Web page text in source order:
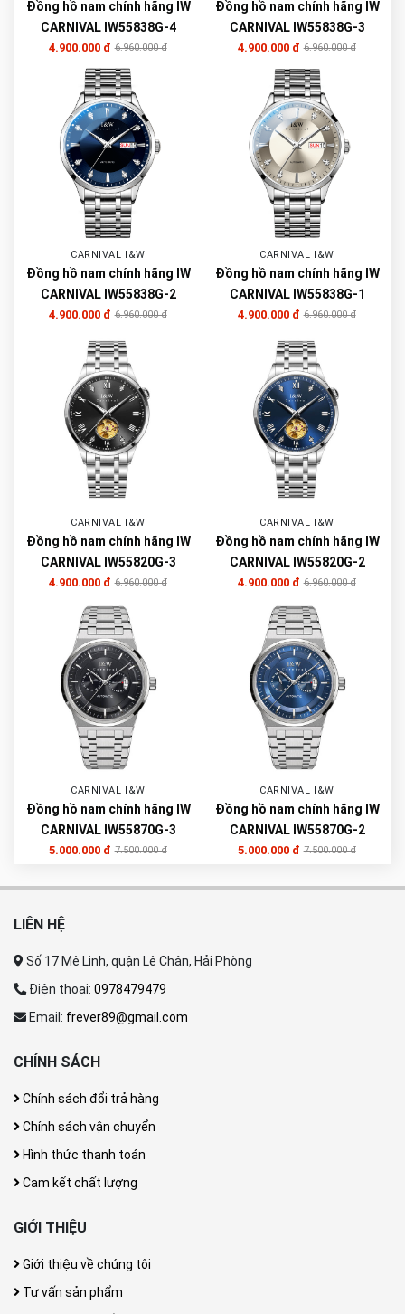
Đồng hồ nam chính hãng IW
CARNIVAL IW55838G-4
4.900.000 đ 6.960.000 đ
Đồng hồ nam chính hãng IW
CARNIVAL IW55838G-3
4.900.000 đ 6.960.000 đ
CARNIVAL I&W
Đồng hồ nam chính hãng IW
CARNIVAL IW55838G-2
4.900.000 đ 6.960.000 đ
CARNIVAL I&W
Đồng hồ nam chính hãng IW
CARNIVAL IW55838G-1
4.900.000 đ 6.960.000 đ
CARNIVAL I&W
Đồng hồ nam chính hãng IW
CARNIVAL IW55820G-3
4.900.000 đ 6.960.000 đ
CARNIVAL I&W
Đồng hồ nam chính hãng IW
CARNIVAL IW55820G-2
4.900.000 đ 6.960.000 đ
CARNIVAL I&W
Đồng hồ nam chính hãng IW
CARNIVAL IW55870G-3
5.000.000 đ 7.500.000 đ
CARNIVAL I&W
Đồng hồ nam chính hãng IW
CARNIVAL IW55870G-2
5.000.000 đ 7.500.000 đ
LIÊN HỆ
Số 17 Mê Linh, quận Lê Chân, Hải Phòng
Điện thoại: 0978479479
Email: frever89@gmail.com
CHÍNH SÁCH
Chính sách đổi trả hàng
Chính sách vận chuyển
Hình thức thanh toán
Cam kết chất lượng
GIỚI THIỆU
Giới thiệu về chúng tôi
Tư vấn sản phẩm